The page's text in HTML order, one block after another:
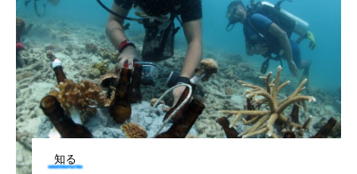
オーストラリア カイエビ カイギュウ
カイロウドウケツ カイワリ
カエルアンコウ カガミガイ カキ
カクレクマノミ カゴカマス カジカ
知る